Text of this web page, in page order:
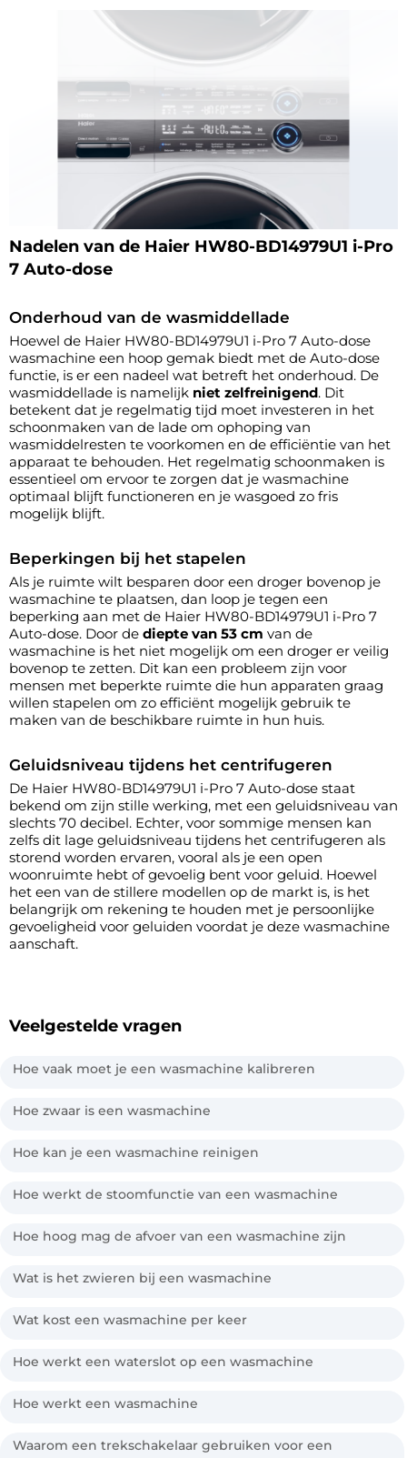
Nadelen van de Haier HW80-BD14979U1 i-Pro
7 Auto-dose
Onderhoud van de wasmiddellade
Hoewel de Haier HW80-BD14979U1 i-Pro 7 Auto-dose
wasmachine een hoop gemak biedt met de Auto-dose
functie, is er een nadeel wat betreft het onderhoud. De
wasmiddellade is namelijk niet zelfreinigend. Dit
betekent dat je regelmatig tijd moet investeren in het
schoonmaken van de lade om ophoping van
wasmiddelresten te voorkomen en de efficiëntie van het
apparaat te behouden. Het regelmatig schoonmaken is
essentieel om ervoor te zorgen dat je wasmachine
optimaal blijft functioneren en je wasgoed zo fris
mogelijk blijft.
Beperkingen bij het stapelen
Als je ruimte wilt besparen door een droger bovenop je
wasmachine te plaatsen, dan loop je tegen een
beperking aan met de Haier HW80-BD14979U1 i-Pro 7
Auto-dose. Door de diepte van 53 cm van de
wasmachine is het niet mogelijk om een droger er veilig
bovenop te zetten. Dit kan een probleem zijn voor
mensen met beperkte ruimte die hun apparaten graag
willen stapelen om zo efficiënt mogelijk gebruik te
maken van de beschikbare ruimte in hun huis.
Geluidsniveau tijdens het centrifugeren
De Haier HW80-BD14979U1 i-Pro 7 Auto-dose staat
bekend om zijn stille werking, met een geluidsniveau van
slechts 70 decibel. Echter, voor sommige mensen kan
zelfs dit lage geluidsniveau tijdens het centrifugeren als
storend worden ervaren, vooral als je een open
woonruimte hebt of gevoelig bent voor geluid. Hoewel
het een van de stillere modellen op de markt is, is het
belangrijk om rekening te houden met je persoonlijke
gevoeligheid voor geluiden voordat je deze wasmachine
aanschaft.
Veelgestelde vragen
Hoe vaak moet je een wasmachine kalibreren
Hoe zwaar is een wasmachine
Hoe kan je een wasmachine reinigen
Hoe werkt de stoomfunctie van een wasmachine
Hoe hoog mag de afvoer van een wasmachine zijn
Wat is het zwieren bij een wasmachine
Wat kost een wasmachine per keer
Hoe werkt een waterslot op een wasmachine
Hoe werkt een wasmachine
Waarom een trekschakelaar gebruiken voor een